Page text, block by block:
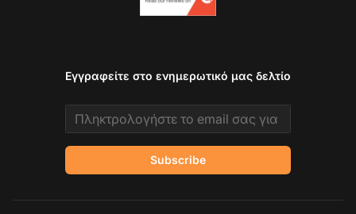
Εγγραφείτε στο ενημερωτικό μας δελτίο
Email address
Subscribe